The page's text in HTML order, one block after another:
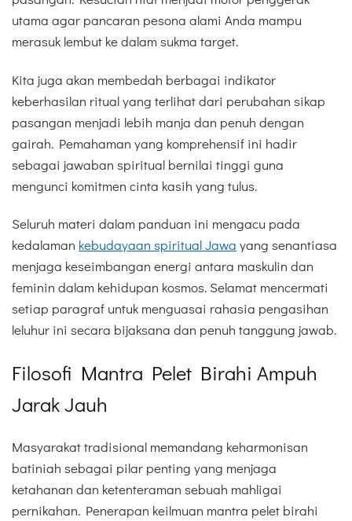
utama agar pancaran pesona alami Anda mampu
merasuk lembut ke dalam sukma target.
Kita juga akan membedah berbagai indikator
keberhasilan ritual yang terlihat dari perubahan sikap
pasangan menjadi lebih manja dan penuh dengan
gairah. Pemahaman yang komprehensif ini hadir
sebagai jawaban spiritual bernilai tinggi guna
mengunci komitmen cinta kasih yang tulus.
Seluruh materi dalam panduan ini mengacu pada
kedalaman kebudayaan spiritual Jawa yang senantiasa
menjaga keseimbangan energi antara maskulin dan
feminin dalam kehidupan kosmos. Selamat mencermati
setiap paragraf untuk menguasai rahasia pengasihan
leluhur ini secara bijaksana dan penuh tanggung jawab.
Filosofi Mantra Pelet Birahi Ampuh
Jarak Jauh
Masyarakat tradisional memandang keharmonisan
batiniah sebagai pilar penting yang menjaga
ketahanan dan ketenteraman sebuah mahligai
pernikahan. Penerapan keilmuan mantra pelet birahi